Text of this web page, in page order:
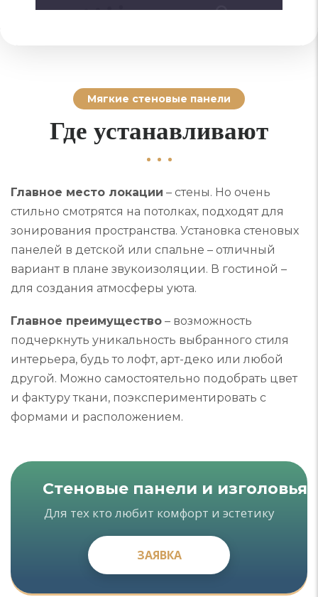
Мягкие стеновые панели
Где устанавливают
Главное место локации – стены. Но очень
стильно смотрятся на потолках, подходят для
зонирования пространства. Установка стеновых
панелей в детской или спальне – отличный
вариант в плане звукоизоляции. В гостиной –
для создания атмосферы уюта.
Главное преимущество – возможность
подчеркнуть уникальность выбранного стиля
интерьера, будь то лофт, арт-деко или любой
другой. Можно самостоятельно подобрать цвет
и фактуру ткани, поэкспериментировать с
формами и расположением.
Стеновые панели и изголовья
Для тех кто любит комфорт и эстетику
ЗАЯВКА
ЗАЯВКА